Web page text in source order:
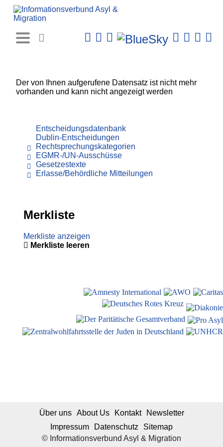
Der von Ihnen aufgerufene Datensatz ist nicht mehr
vorhanden und kann nicht angezeigt werden
Entscheidungsdatenbank
Dublin-Entscheidungen
Rechtsprechungskategorien
EGMR-/UN-Ausschüsse
Gesetzestexte
Erlasse/Behördliche Mitteilungen
Merkliste
Merkliste anzeigen
Merkliste leeren
© Informationsverbund Asyl & Migration
Über uns About Us Kontakt
Newsletter
Impressum
Datenschutz Sitemap